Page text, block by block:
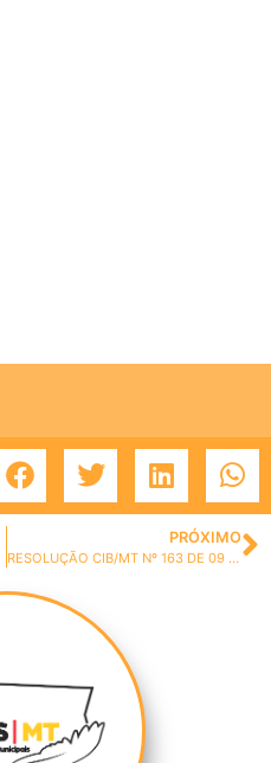
PRÓXIMO
RESOLUÇÃO CIB/MT Nº 163 DE 09 DE JUNHO DE 2022.